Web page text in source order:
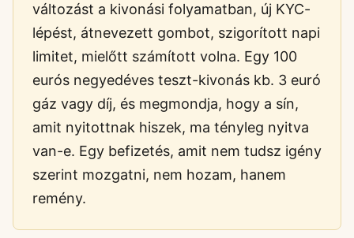
változást a kivonási folyamatban, új KYC-
lépést, átnevezett gombot, szigorított napi
limitet, mielőtt számított volna. Egy 100
eurós negyedéves teszt-kivonás kb. 3 euró
gáz vagy díj, és megmondja, hogy a sín,
amit nyitottnak hiszek, ma tényleg nyitva
van-e. Egy befizetés, amit nem tudsz igény
szerint mozgatni, nem hozam, hanem
remény.